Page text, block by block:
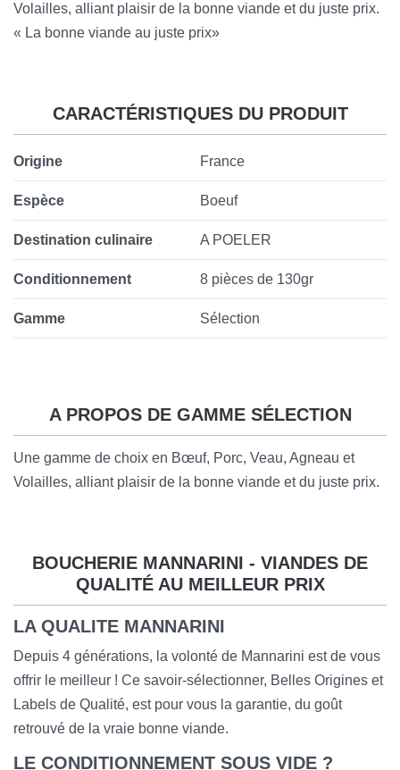
Volailles, alliant plaisir de la bonne viande et du juste prix.
« La bonne viande au juste prix»
CARACTÉRISTIQUES DU PRODUIT
Origine France
Espèce Boeuf
Destination culinaire A POELER
Conditionnement 8 pièces de 130gr
Gamme Sélection
A PROPOS DE GAMME SÉLECTION
Une gamme de choix en Bœuf, Porc, Veau, Agneau et
Volailles, alliant plaisir de la bonne viande et du juste prix.
BOUCHERIE MANNARINI - VIANDES DE
QUALITÉ AU MEILLEUR PRIX
LA QUALITE MANNARINI
Depuis 4 générations, la volonté de Mannarini est de vous
offrir le meilleur ! Ce savoir-sélectionner, Belles Origines et
Labels de Qualité, est pour vous la garantie, du goût
retrouvé de la vraie bonne viande.
LE CONDITIONNEMENT SOUS VIDE ?